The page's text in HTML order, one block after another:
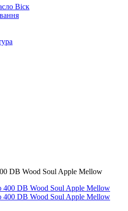
Віск
DB Wood Soul Apple Mellow